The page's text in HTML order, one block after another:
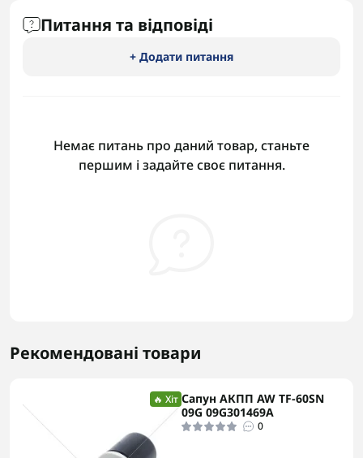
Питання та відповіді
+ Додати питання
Немає питань про даний товар, станьте
першим і задайте своє питання.
Рекомендовані товари
🔥 Хіт Сапун АКПП AW TF-60SN
09G 09G301469A
0